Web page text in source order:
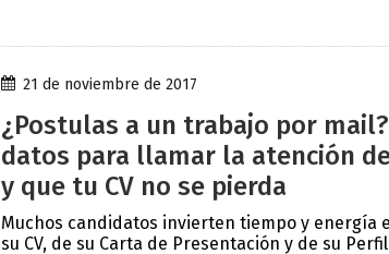
21 de noviembre de 2017
¿Postulas a un trabajo por
datos para llamar la atención
y que tu CV no se pierda
Muchos candidatos invierten tiempo y energía
su CV, de su Carta de Presentación y de su